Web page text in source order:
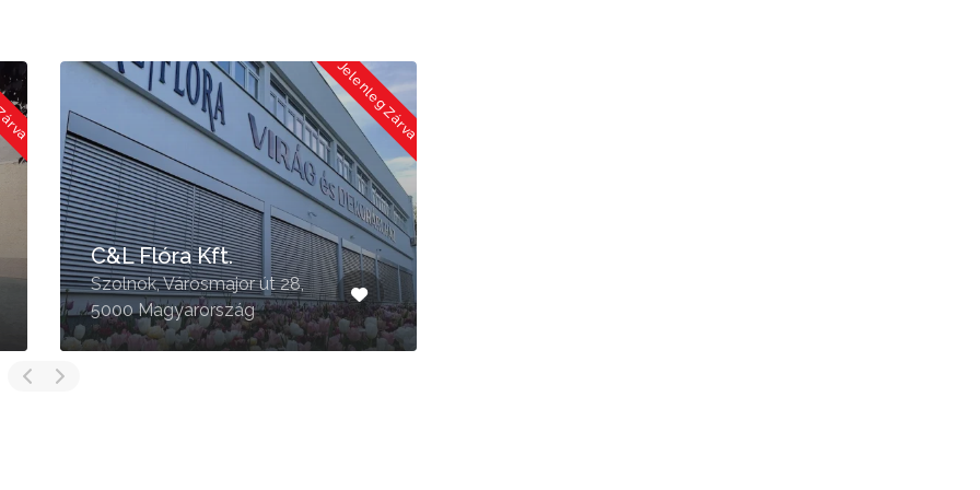
Jelenleg Zárva
C&L Flóra Kft.
Szolnok, Városmajor út 28,
5000 Magyarország